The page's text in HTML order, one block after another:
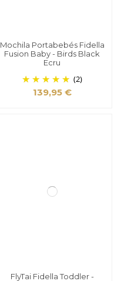
Mochila Portabebés Fidella
Fusion Baby - Birds Black
Ecru
(2)
139,95 €
FlyTai Fidella Toddler -